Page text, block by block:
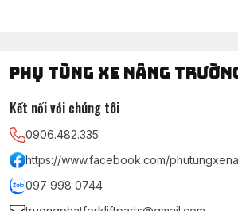
PHỤ TÙNG XE NÂNG
Kết nối với chúng tôi
0906.482.335
https://www.facebook.com/
097 998 0744